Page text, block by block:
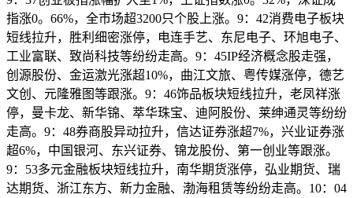
指涨0。66%，全市场超3200只个股上涨。9：42消费电子板块
短线拉升，胜利细密涨停，电连手艺、东尼电子、环旭电子、
工业富联、致尚科技等纷纷走高。9：45IP经济概念股走强，
创源股份、金运激光涨超10%，曲江文旅、粤传媒涨停，德艺
文创、元隆雅图等跟涨。9：46饰品板块短线拉升，老凤祥涨
停，曼卡龙、新华锦、萃华珠宝、迪阿股份、莱绅通灵等纷纷
走高。9：48券商股异动拉升，信达证券涨超7%，兴业证券涨
超6%，中国银河、东兴证券、锦龙股份、第一创业等跟涨。
9：53多元金融板块短线拉升，南华期货涨停，弘业期货、瑞
达期货、浙江东方、新力金融、渤海租赁等纷纷走高。10：04